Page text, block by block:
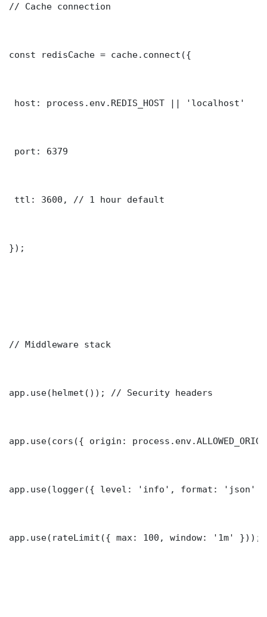
// Cache connection
const redisCache = cache.connect({
host: process.env.REDIS_HOST || 'localhost'
port: 6379
ttl: 3600, // 1 hour default
});
// Middleware stack
app.use(helmet()); // Security headers
app.use(cors({ origin:
app.use(logger({ level: 'info', format: 'json'
app.use(rateLimit({ max: 100, window: '1m' }));